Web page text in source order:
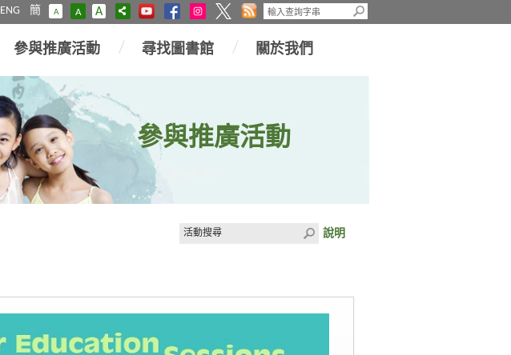
ENG 簡 A A A
參與推廣活動 尋找圖書館 關於我們
參與推廣活動
說明